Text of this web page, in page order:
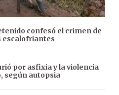
confesó el crimen de
escalofriantes
por asfixia y la violencia
según autopsia